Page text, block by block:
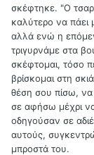
σκέφτηκε. "Ο
καλύτερο να πάει
αλλά ενώ η
τριγυρνάμε στα
σκέφτομαι, τόσο
βρίσκομαι στη
θέση σου πίσω,
σε αφήσω μέχρι
οδηγούσαν σε
αυτούς,
μπροστά του.